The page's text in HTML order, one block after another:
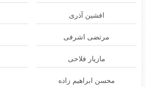
افشین آذری
مرتضی اشرفی
مازیار فلاحی
محسن ابراهیم زاده